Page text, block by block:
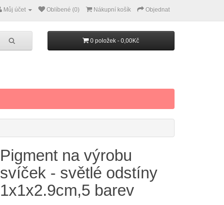
Můj účet Oblíbené (0) Nákupní košík Objednat
0 položek - 0,00Kč
Pigment na výrobu
svíček - světlé odstíny
1x1x2.9cm,5 barev